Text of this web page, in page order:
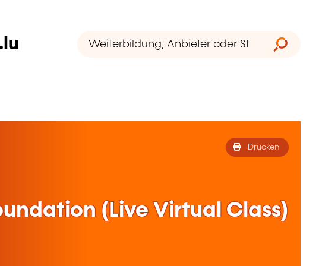
Drucken
(Live Virtual Class)